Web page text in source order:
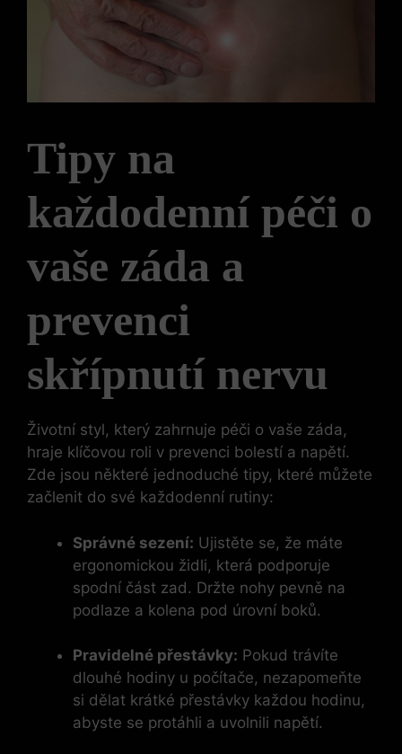
Tipy na
každodenní péči o
vaše záda a
prevenci
skřípnutí nervu
Životní styl, který zahrnuje péči o vaše záda,
hraje klíčovou roli v prevenci bolestí a napětí.
Zde jsou některé jednoduché tipy, které můžete
začlenit do své každodenní rutiny:
Správné sezení: Ujistěte se, že máte
ergonomickou židli, která podporuje
spodní část zad. Držte nohy pevně na
podlaze a kolena pod úrovní boků.
Pravidelné přestávky: Pokud trávíte
dlouhé hodiny u počítače, nezapomeňte
si dělat krátké přestávky každou hodinu,
abyste se protáhli a uvolnili napětí.